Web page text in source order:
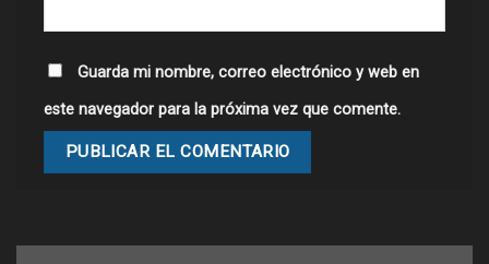
Guarda mi nombre, correo electrónico y web en
este navegador para la próxima vez que comente.